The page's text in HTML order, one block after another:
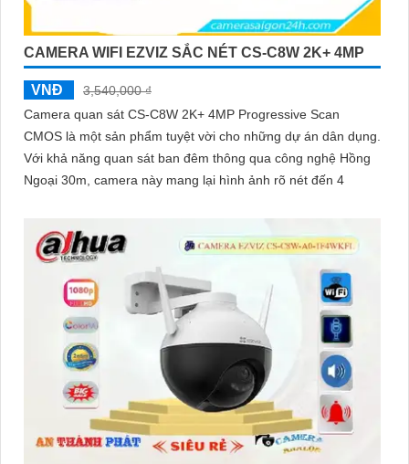
CAMERA WIFI EZVIZ SẮC NÉT CS-C8W 2K+ 4MP
VNĐ
3,540,000 ₫
Camera quan sát CS-C8W 2K+ 4MP Progressive Scan
CMOS là một sản phẩm tuyệt vời cho những dự án dân dụng.
Với khả năng quan sát ban đêm thông qua công nghệ Hồng
Ngoại 30m, camera này mang lại hình ảnh rõ nét đến 4